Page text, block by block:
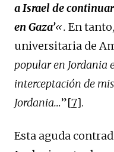
a Israel de
en Gaza’«. En
universitaria de
popular en Jordania
interceptación de
Jordania…”[7].
Esta aguda